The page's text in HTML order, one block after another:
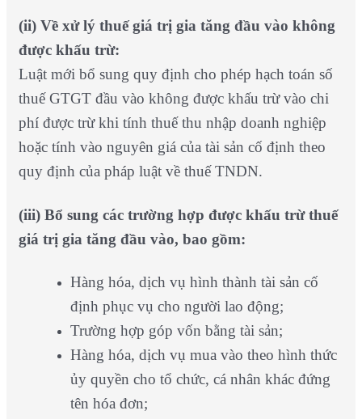
(ii) Về xử lý thuế giá trị gia tăng đầu vào không
được khấu trừ:
Luật mới bổ sung quy định cho phép hạch toán số
thuế GTGT đầu vào không được khấu trừ vào chi
phí được trừ khi tính thuế thu nhập doanh nghiệp
hoặc tính vào nguyên giá của tài sản cố định theo
quy định của pháp luật về thuế TNDN.
(iii) Bổ sung các trường hợp được khấu trừ thuế
giá trị gia tăng đầu vào, bao gồm:
Hàng hóa, dịch vụ hình thành tài sản cố
định phục vụ cho người lao động;
Trường hợp góp vốn bằng tài sản;
Hàng hóa, dịch vụ mua vào theo hình thức
ủy quyền cho tổ chức, cá nhân khác đứng
tên hóa đơn;